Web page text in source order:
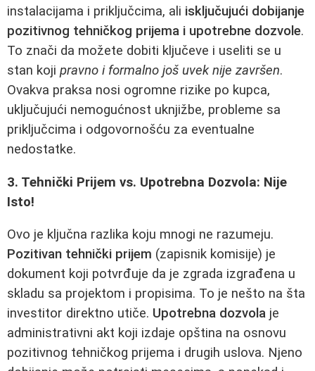
instalacijama i priključcima, ali isključujući dobijanje
pozitivnog tehničkog prijema i upotrebne dozvole.
To znači da možete dobiti ključeve i useliti se u
stan koji pravno i formalno još uvek nije završen.
Ovakva praksa nosi ogromne rizike po kupca,
uključujući nemogućnost uknjižbe, probleme sa
priključcima i odgovornošću za eventualne
nedostatke.
3. Tehnički Prijem vs. Upotrebna Dozvola: Nije
Isto!
Ovo je ključna razlika koju mnogi ne razumeju.
Pozitivan tehnički prijem (zapisnik komisije) je
dokument koji potvrđuje da je zgrada izgrađena u
skladu sa projektom i propisima. To je nešto na šta
investitor direktno utiče. Upotrebna dozvola je
administrativni akt koji izdaje opština na osnovu
pozitivnog tehničkog prijema i drugih uslova. Njeno